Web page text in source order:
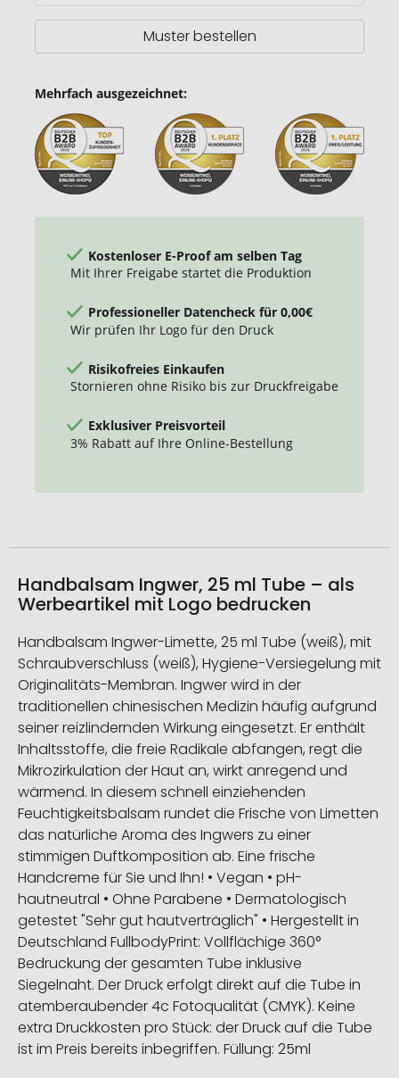
Muster bestellen
Mehrfach ausgezeichnet:
Kostenloser E-Proof am selben Tag
Mit Ihrer Freigabe startet die Produktion
Professioneller Datencheck für 0,00€
Wir prüfen Ihr Logo für den Druck
Risikofreies Einkaufen
Stornieren ohne Risiko bis zur Druckfreigabe
Exklusiver Preisvorteil
3% Rabatt auf Ihre Online-Bestellung
Handbalsam Ingwer, 25 ml Tube – als
Werbeartikel mit Logo bedrucken
Handbalsam Ingwer-Limette, 25 ml Tube (weiß), mit
Schraubverschluss (weiß), Hygiene-Versiegelung mit
Originalitäts-Membran. Ingwer wird in der
traditionellen chinesischen Medizin häufig aufgrund
seiner reizlindernden Wirkung eingesetzt. Er enthält
Inhaltsstoffe, die freie Radikale abfangen, regt die
Mikrozirkulation der Haut an, wirkt anregend und
wärmend. In diesem schnell einziehenden
Feuchtigkeitsbalsam rundet die Frische von Limetten
das natürliche Aroma des Ingwers zu einer
stimmigen Duftkomposition ab. Eine frische
Handcreme für Sie und Ihn! • Vegan • pH-
hautneutral • Ohne Parabene • Dermatologisch
getestet "Sehr gut hautverträglich" • Hergestellt in
Deutschland FullbodyPrint: Vollflächige 360°
Bedruckung der gesamten Tube inklusive
Siegelnaht. Der Druck erfolgt direkt auf die Tube in
atemberaubender 4c Fotoqualität (CMYK). Keine
extra Druckkosten pro Stück: der Druck auf die Tube
ist im Preis bereits inbegriffen. Füllung: 25ml